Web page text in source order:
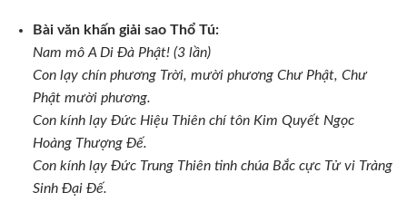
Bài văn khấn giải sao Thổ Tú:
Nam mô A Di Đà Phật! (3 lần)
Con lạy chín phương Trời, mười phương Chư Phật, Chư
Phật mười phương.
Con kính lạy Đức Hiệu Thiên chí tôn Kim Quyết Ngọc
Hoàng Thượng Đế.
Con kính lạy Đức Trung Thiên tinh chúa Bắc cực Tử vi Tràng
Sinh Đại Đế.